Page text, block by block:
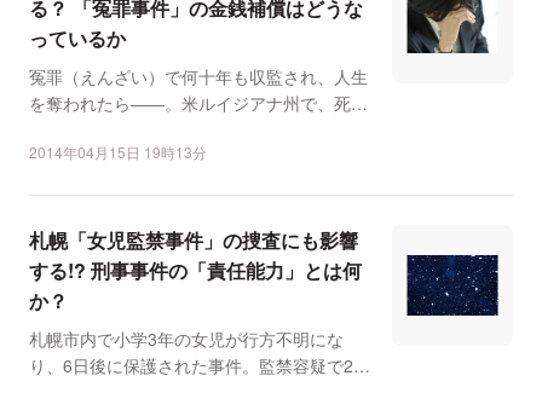
る？ 「冤罪事件」の金銭補償はどうな
っているか
冤罪（えんざい）で何十年も収監され、人生
を奪われたら――。米ルイジアナ州で、死刑
2014年04月15日 19時13分
札幌「女児監禁事件」の捜査にも影響
する!? 刑事事件の「責任能力」とは何
か？
札幌市内で小学3年の女児が行方不明にな
り、6日後に保護された事件。監禁容疑で2月